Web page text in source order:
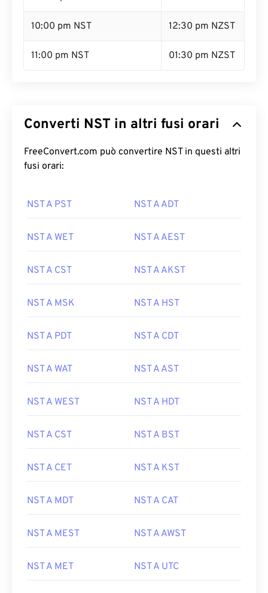
10:00 pm NST 12:30 pm NZST
11:00 pm NST 01:30 pm NZST
Converti NST in altri fusi orari
FreeConvert.com può convertire NST in questi altri
fusi orari:
NST A PST NST A ADT
NST A WET NST A AEST
NST A CST NST A AKST
NST A MSK NST A HST
NST A PDT NST A CDT
NST A WAT NST A AST
NST A WEST NST A HDT
NST A CST NST A BST
NST A CET NST A KST
NST A MDT NST A CAT
NST A MEST NST A AWST
NST A MET NST A UTC